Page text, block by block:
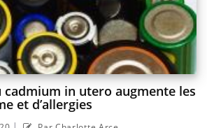
cadmium in utero augmente les
et d’allergies